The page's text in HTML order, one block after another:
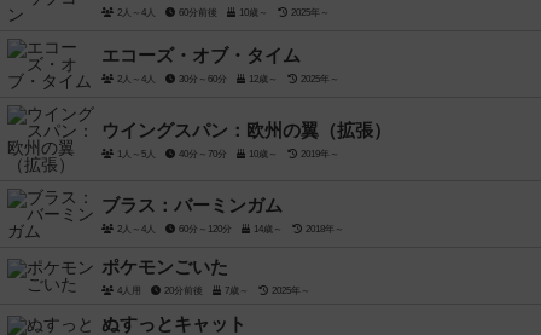
2人～4人 60分前後 10歳～ 2025年～
エコーズ・オブ・タイム
2人～4人 30分～60分 12歳～ 2025年～
ウイングスパン：欧州の翼（拡張）
1人～5人 40分～70分 10歳～ 2019年～
ブラス：バーミンガム
2人～4人 60分～120分 14歳～ 2018年～
ポケモンごいた
4人用 20分前後 7歳～ 2025年～
ぬすっとキャット